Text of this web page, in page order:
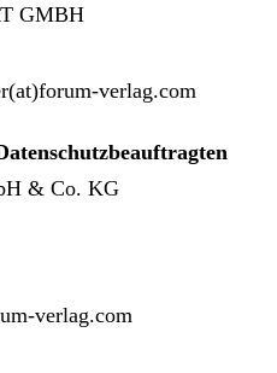
GMBH
verlag.com
& Co. KG
verlag.com